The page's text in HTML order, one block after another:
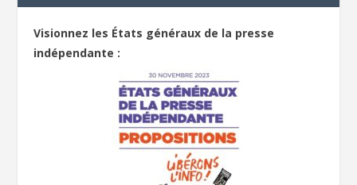
Visionnez les États généraux de la presse
indépendante :